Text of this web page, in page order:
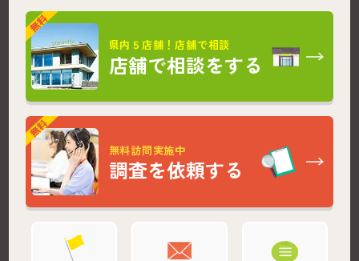
県内５店舗！店舗で相談
店舗で相談をする
無料訪問実施中
調査を依頼する